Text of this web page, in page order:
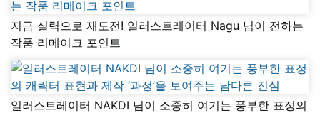
지금 실력으로 재도전! 일러스트레이터 Nagu 님이 전하는
작품 리메이크 포인트
일러스트레이터 NAKDI 님이 소중히 여기는 풍부한 표정의